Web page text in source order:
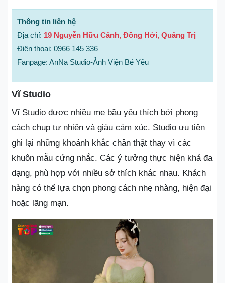
Thông tin liên hệ
Địa chỉ: 19 Nguyễn Hữu Cảnh, Đồng Hới, Quảng Trị
Điện thoại: 0966 145 336
Fanpage: AnNa Studio-Ảnh Viện Bé Yêu
Vĩ Studio
Vĩ Studio được nhiều mẹ bầu yêu thích bởi phong
cách chụp tự nhiên và giàu cảm xúc. Studio ưu tiên
ghi lại những khoảnh khắc chân thật thay vì các
khuôn mẫu cứng nhắc. Các ý tưởng thực hiện khá đa
dạng, phù hợp với nhiều sở thích khác nhau. Khách
hàng có thể lựa chọn phong cách nhẹ nhàng, hiện đại
hoặc lãng mạn.